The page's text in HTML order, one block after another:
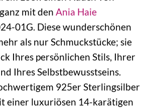
mit den Ania Haie
01G. Diese wunderschönen
als nur Schmuckstücke; sie
Ihres persönlichen Stils, Ihrer
Ihres Selbstbewusstseins.
925er Sterlingsilber
einer luxuriösen 14-karätigen